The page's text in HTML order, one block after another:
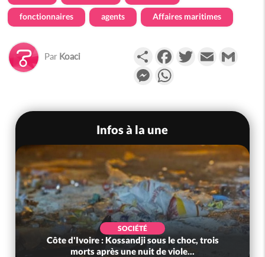
fonctionnaires agents Affaires maritimes
Par Koaci PartagerFacebookTwitterEmail
Messenger
Infos à la une
SOCIÉTÉ
Côte d'Ivoire : Kossandji sous le choc, trois
morts après une nuit de viole...